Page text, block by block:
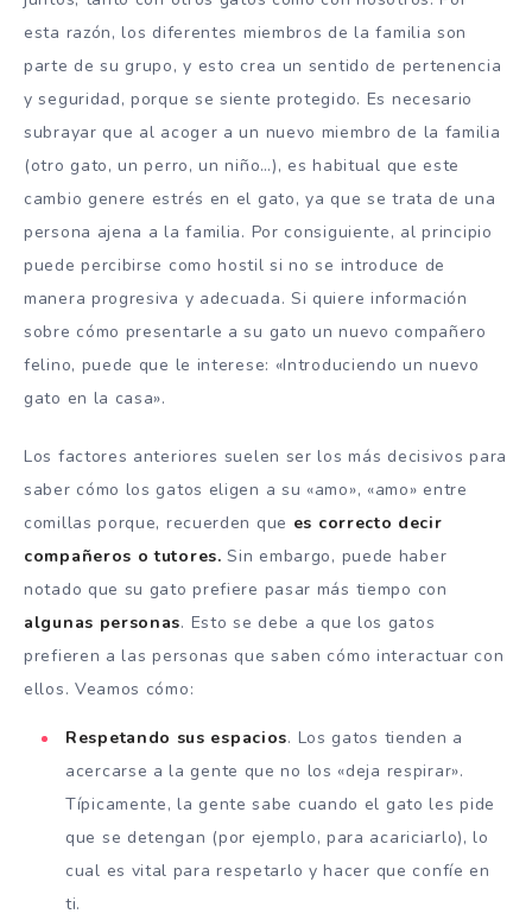
esta razón, los diferentes miembros de la familia son
parte de su grupo, y esto crea un sentido de pertenencia
y seguridad, porque se siente protegido. Es necesario
subrayar que al acoger a un nuevo miembro de la familia
(otro gato, un perro, un niño…), es habitual que este
cambio genere estrés en el gato, ya que se trata de una
persona ajena a la familia. Por consiguiente, al principio
puede percibirse como hostil si no se introduce de
manera progresiva y adecuada. Si quiere información
sobre cómo presentarle a su gato un nuevo compañero
felino, puede que le interese: «Introduciendo un nuevo
gato en la casa».
Los factores anteriores suelen ser los más decisivos para
saber cómo los gatos eligen a su «amo», «amo» entre
comillas porque, recuerden que es correcto decir
compañeros o tutores. Sin embargo, puede haber
notado que su gato prefiere pasar más tiempo con
algunas personas. Esto se debe a que los gatos
prefieren a las personas que saben cómo interactuar con
ellos. Veamos cómo:
Respetando sus espacios. Los gatos tienden a
acercarse a la gente que no los «deja respirar».
Típicamente, la gente sabe cuando el gato les pide
que se detengan (por ejemplo, para acariciarlo), lo
cual es vital para respetarlo y hacer que confíe en
ti.